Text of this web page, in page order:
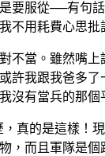
要服從──有句
不用耗費心思
不當。雖然嘴上
許我跟我爸多
有當兵的那
真的是這樣！
，而且軍隊是